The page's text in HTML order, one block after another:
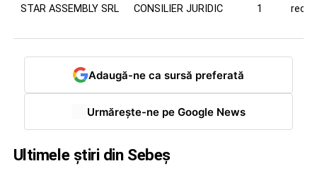
STAR ASSEMBLY SRL CONSILIER JURIDIC 1
Adaugă-ne ca sursă preferată
Urmărește-ne pe Google News
Ultimele știri din Sebeș